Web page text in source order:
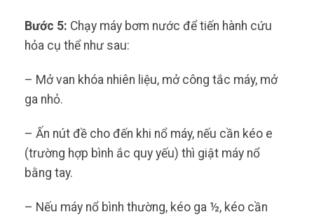
Bước 5: Chạy máy bơm nước để tiến hành cứu
hỏa cụ thể như sau:
– Mở van khóa nhiên liệu, mở công tắc máy, mở
ga nhỏ.
– Ấn nút đề cho đến khi nổ máy, nếu cần kéo e
(trường hợp bình ắc quy yếu) thì giật máy nổ
bằng tay.
– Nếu máy nổ bình thường, kéo ga ½, kéo cần